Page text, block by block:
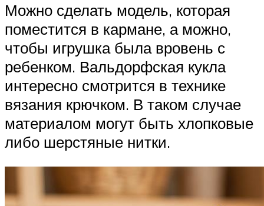
Можно сделать модель, которая
поместится в кармане, а можно,
чтобы игрушка была вровень с
ребенком. Вальдорфская кукла
интересно смотрится в технике
вязания крючком. В таком случае
материалом могут быть хлопковые
либо шерстяные нитки.